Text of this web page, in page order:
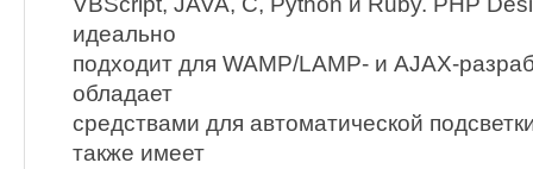
идеально
подходит для WAMP/LAMP- и AJAX-
обладает
средствами для автоматической
также имеет